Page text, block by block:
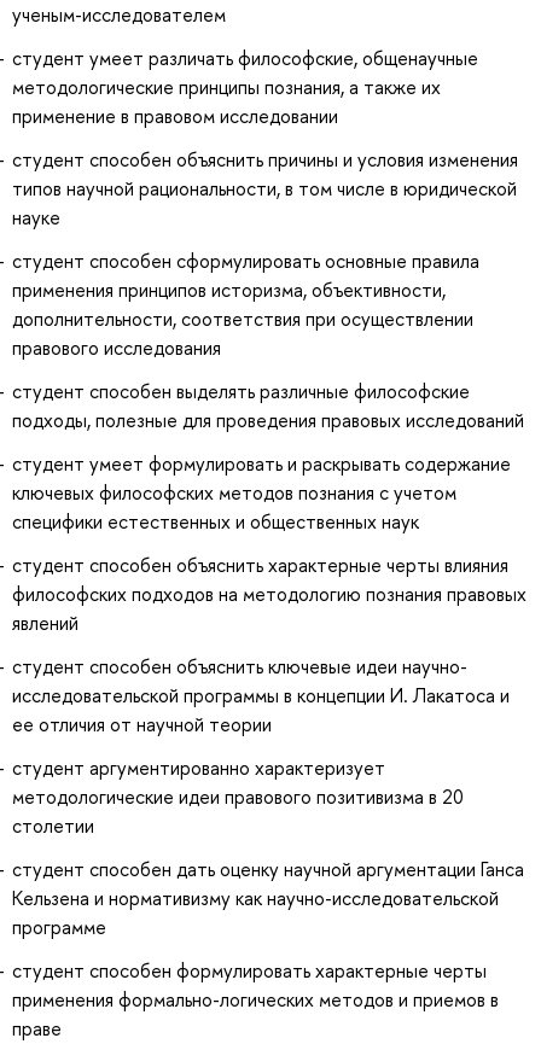
ученым-исследователем
студент умеет различать философские, общенаучные
методологические принципы познания, а также их
применение в правовом исследовании
студент способен объяснить причины и условия изменения
типов научной рациональности, в том числе в юридической
науке
студент способен сформулировать основные правила
применения принципов историзма, объективности,
дополнительности, соответствия при осуществлении
правового исследования
студент способен выделять различные философские
подходы, полезные для проведения правовых исследований
студент умеет формулировать и раскрывать содержание
ключевых философских методов познания с учетом
специфики естественных и общественных наук
студент способен объяснить характерные черты влияния
философских подходов на методологию познания правовых
явлений
студент способен объяснить ключевые идеи научно-
исследовательской программы в концепции И. Лакатоса и
ее отличия от научной теории
студент аргументированно характеризует
методологические идеи правового позитивизма в 20
столетии
студент способен дать оценку научной аргументации Ганса
Кельзена и нормативизму как научно-исследовательской
программе
студент способен формулировать характерные черты
применения формально-логических методов и приемов в
праве